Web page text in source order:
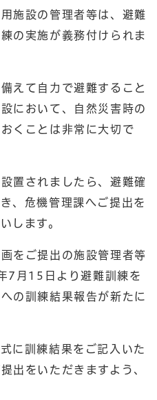
施設の管理者等は、避難
の実施が義務付けられま
えて自力で避難すること
において、自然災害時の
くことは非常に大切で
置されましたら、避難確
、危機管理課へご提出を
します。
をご提出の施設管理者等
7月15日より避難訓練を
の訓練結果報告が新たに
に訓練結果をご記入いた
出をいただきますよう、